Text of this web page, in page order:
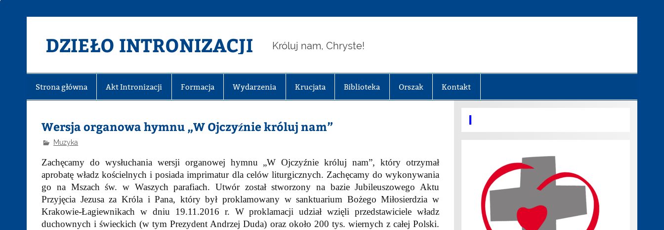
DZIEŁO INTRONIZACJI Króluj nam, Chryste!
Strona główna Akt Intronizacji Formacja Wydarzenia Krucjata Biblioteka Orszak Kontakt
Wersja organowa hymnu „W Ojczyźnie króluj nam”
Muzyka
Zachęcamy do wysłuchania wersji organowej hymnu „W Ojczyźnie króluj nam”, który otrzymał
aprobatę władz kościelnych i posiada imprimatur dla celów liturgicznych. Zachęcamy do wykonywania
go na Mszach św. w Waszych parafiach. Utwór został stworzony na bazie Jubileuszowego Aktu
Przyjęcia Jezusa za Króla i Pana, który był proklamowany w sanktuarium Bożego Miłosierdzia w
Krakowie-Łagiewnikach w dniu 19.11.2016 r. W proklamacji udział wzięli przedstawiciele władz
duchownych i świeckich (w tym Prezydent Andrzej Duda) oraz około 200 tys. wiernych z całej Polski.